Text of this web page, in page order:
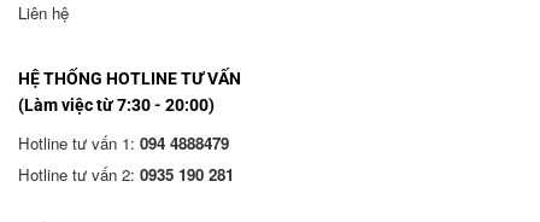
Liên hệ
HỆ THỐNG HOTLINE TƯ VẤN
(Làm việc từ 7:30 - 20:00)
Hotline tư vấn 1: 094 4888479
Hotline tư vấn 2: 0935 190 281